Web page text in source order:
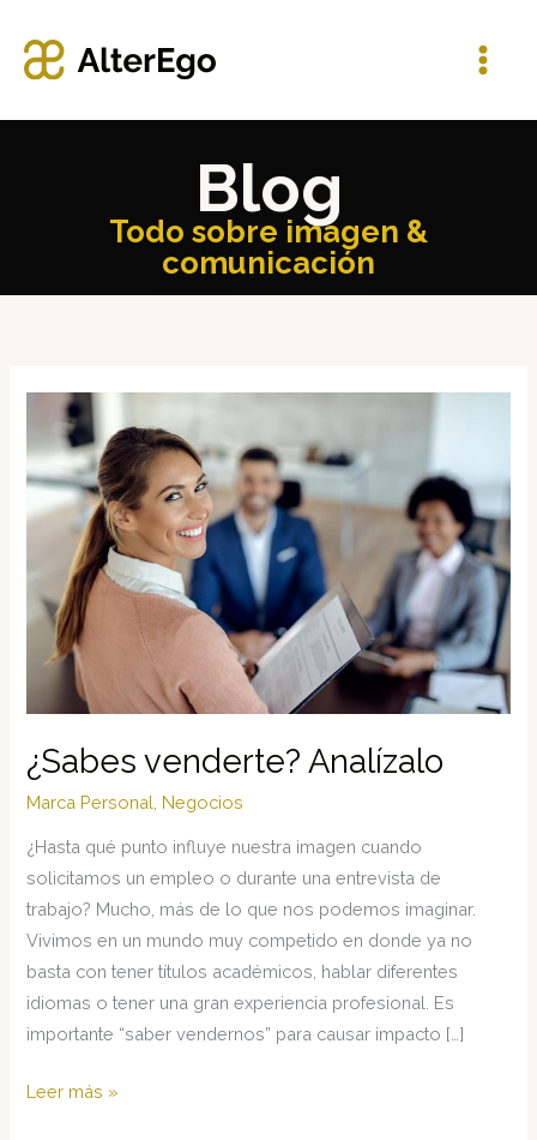
contenido
Blog
Todo sobre imagen &
comunicación
¿Sabes venderte? Analízalo
Marca Personal Negocios
¿Hasta qué punto influye nuestra imagen cuando
solicitamos un empleo o durante una entrevista de
trabajo? Mucho, más de lo que nos podemos imaginar.
Vivimos en un mundo muy competido en donde ya no
basta con tener títulos académicos, hablar diferentes
idiomas o tener una gran experiencia profesional. Es
importante “saber vendernos” para causar impacto […]
¿Sabes
Leer más »